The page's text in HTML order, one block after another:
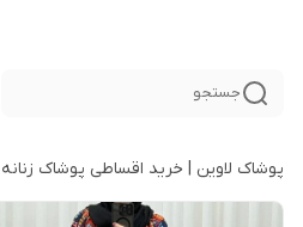
جستجو
پوشاک لاوین | خرید اقساطی پوشاک